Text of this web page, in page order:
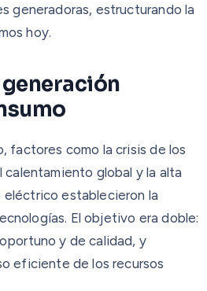
generadoras, estructurando la
hoy.
generación
factores como la crisis de los
global y la alta
eléctrico establecieron la
El objetivo era doble:
y de calidad, y
eficiente de los recursos